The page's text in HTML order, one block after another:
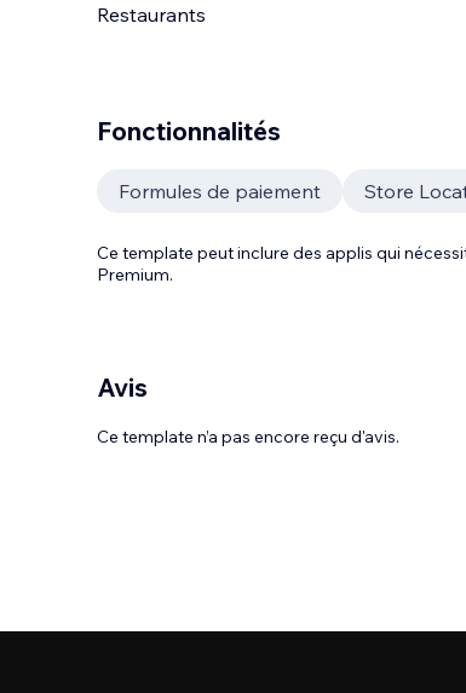
Restaurants
Fonctionnalités
Formules de paiement Store
Ce template peut inclure des applis qui
Premium.
Avis
Ce template n’a pas encore reçu d'avis.